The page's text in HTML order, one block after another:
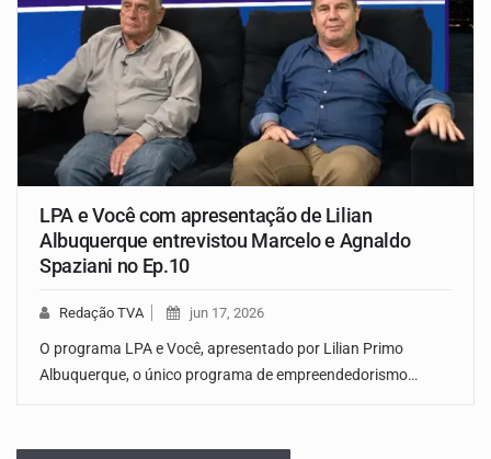
LPA e Você com apresentação de Lilian
Albuquerque entrevistou Marcelo e Agnaldo
Spaziani no Ep.10
Redação TVA jun 17, 2026
O programa LPA e Você, apresentado por Lilian Primo
Albuquerque, o único programa de empreendedorismo…